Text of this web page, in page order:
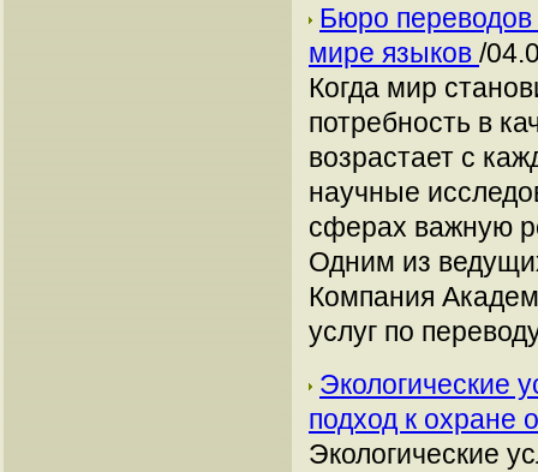
Бюро
мире языков /
Когда мир
потребность в
возрастает с
научные
сферах важную
Одним из
Компания
услуг по
Экологические
подход к
Экологические